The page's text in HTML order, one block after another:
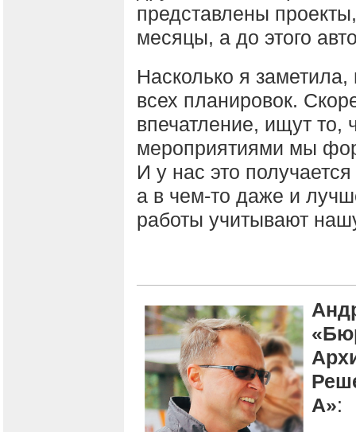
представлены
месяцы, а до этого
Насколько я
всех планировок.
впечатление, ищут то,
мероприятиями мы
И у нас это
а в чем-то даже и
работы учитывают
А»: